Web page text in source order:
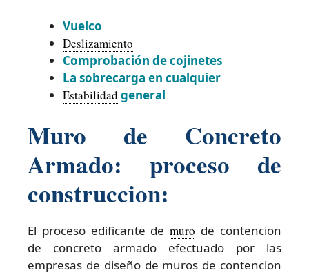
Vuelco
Deslizamiento
Comprobación de cojinetes
La sobrecarga en cualquier
Estabilidad general
Muro de Concreto
Armado: proceso de
construccion:
El proceso edificante demuro de contencion
de concreto armado efectuado por las
empresas de diseño de muros de contencion